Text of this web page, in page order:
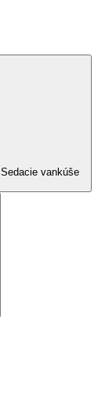
Sedacie vankúše